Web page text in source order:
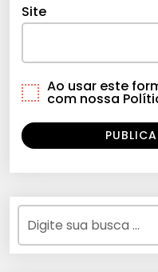
Site
Ao usar este
com nossa